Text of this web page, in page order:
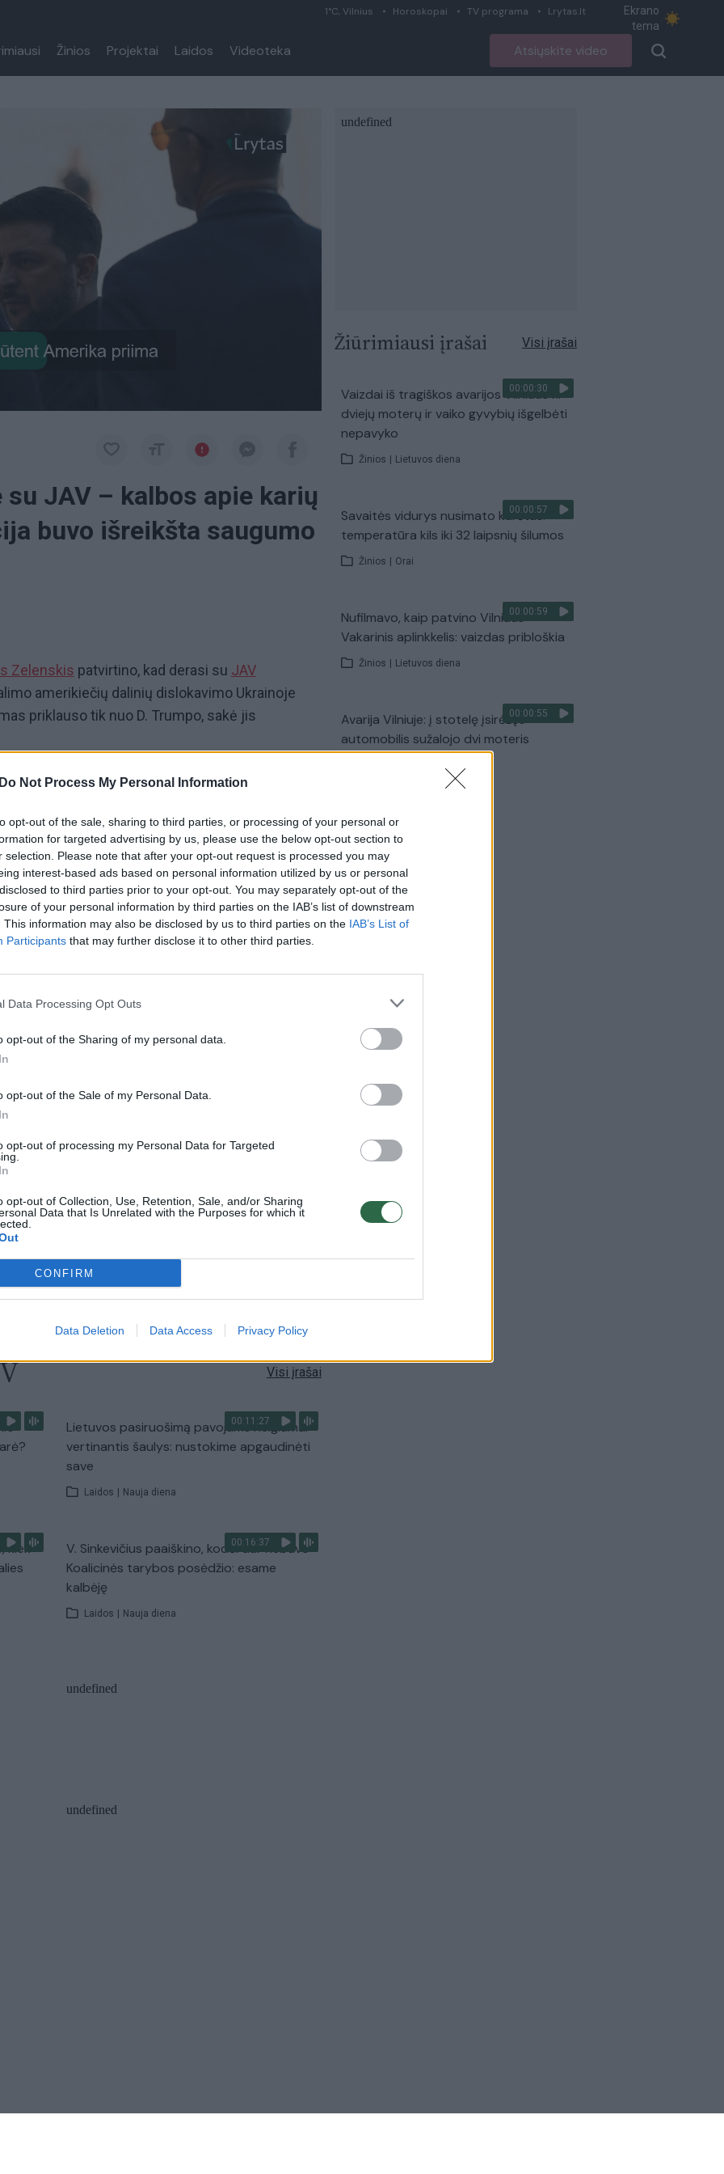
Do Not Process My Personal Information
opt-out of the sale, sharing to third parties, or processing of your personal or
for targeted advertising by us, please use the below opt-out section to
selection. Please note that after your opt-out request is processed you may
interest-based ads based on personal information utilized by us or personal
to third parties prior to your opt-out. You may separately opt-out of the
of your personal information by third parties on the IAB’s list of downstream
This information may also be disclosed by us to third parties on the IAB’s List of
Participants that may further disclose it to other third parties.
Data Processing Opt Outs
opt-out of the Sharing of my personal data.
opt-out of the Sale of my Personal Data.
opt-out of processing my Personal Data for Targeted
opt-out of Collection, Use, Retention, Sale, and/or Sharing
Data that Is Unrelated with the Purposes for which it
CONFIRM
Data Deletion Data Access Privacy Policy
1°C, Vilnius Horoskopai TV programa Lrytas.lt
Ekrano
tema
Žinios Projektai Laidos Videoteka Atsiųskite video
JAV – kalbos apie karių
buvo išreikšta saugumo
Zelenskis patvirtino, kad derasi su JAV
amerikiečių dalinių dislokavimo Ukrainoje
priklauso tik nuo D. Trumpo, sakė jis
tokį sprendimą. Žinoma, kad kalbame apie
– teigė V. Zelenskis. Jis pridūrė,
buvimu savo teritorijoje ir kad laiko tai
JAV JAV kariai
Rusija karių dislokavimas tik Lrytas.TV
diskusija: Rusija – Europos šeimos narė?
pradinukų
Visi įrašai
00:11:27
Lietuvos pasiruošimą pavojams neigiamai
vertinantis šaulys: nustokime apgaudinėti
save
Laidos | Nauja diena
kiek
00:16:37
V. Sinkevičius paaiškino, kodėl dar nebuvo
Koalicinės tarybos posėdžio: esame
kalbėję
Laidos | Nauja diena
Žiūrimiausi įrašai Visi įrašai
00:00:30
Vaizdai iš tragiškos avarijos Vilniaus r.:
dviejų moterų ir vaiko gyvybių išgelbėti
nepavyko
Žinios Lietuvos diena
00:00:57
Savaitės vidurys nusimato karštas:
temperatūra kils iki 32 laipsnių šilumos
Žinios Orai
00:00:59
Nufilmavo, kaip patvino Vilniaus
Vakarinis aplinkkelis: vaizdas pribloškia
Žinios Lietuvos diena
00:00:55
Avarija Vilniuje: į stotelę įsirėžęs
automobilis sužalojo dvi moteris